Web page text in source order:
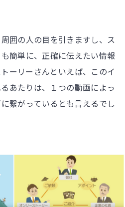
囲の人の目を引きますし、ス
簡単に、正確に伝えたい情報
ーリーさんといえば、このイ
あたりは、１つの動画によっ
繋がっているとも言えるでし